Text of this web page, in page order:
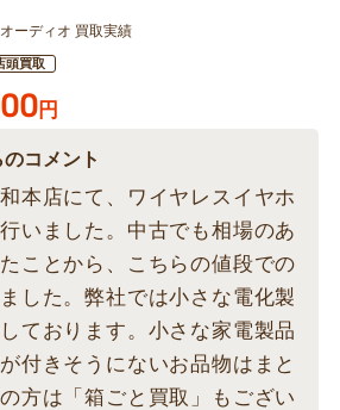
オーディオ 買取実績
頭買取
円
コメント
本店にて、ワイヤレスイヤホ
いました。中古でも相場のあ
ことから、こちらの値段での
した。弊社では小さな電化製
ております。小さな家電製品
付きそうにないお品物はまと
方は「箱ごと買取」もござい